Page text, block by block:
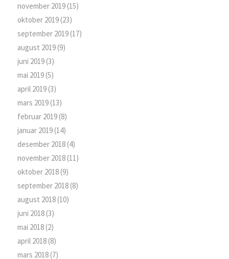
november 2019(15)
oktober 2019(23)
september 2019(17)
august 2019(9)
juni 2019(3)
mai 2019(5)
april 2019(3)
mars 2019(13)
februar 2019(8)
januar 2019(14)
desember 2018(4)
november 2018(11)
oktober 2018(9)
september 2018(8)
august 2018(10)
juni 2018(3)
mai 2018(2)
april 2018(8)
mars 2018(7)